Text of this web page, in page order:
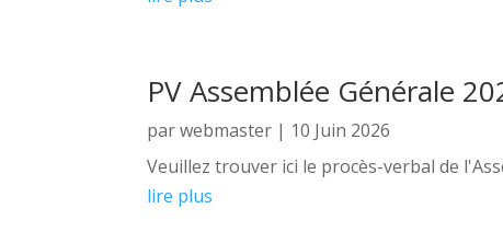
PV Assemblée Générale
parwebmaster | 10 Juin 2026
Veuillez trouver ici le procès-verbal de
lire plus